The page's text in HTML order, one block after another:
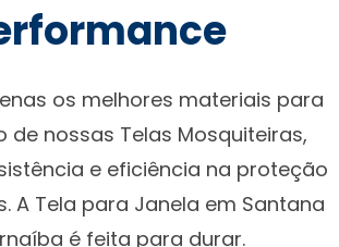
os melhores materiais para
de nossas Telas Mosquiteiras,
e eficiência na proteção
A Tela para Janela em Santana
é feita para durar.